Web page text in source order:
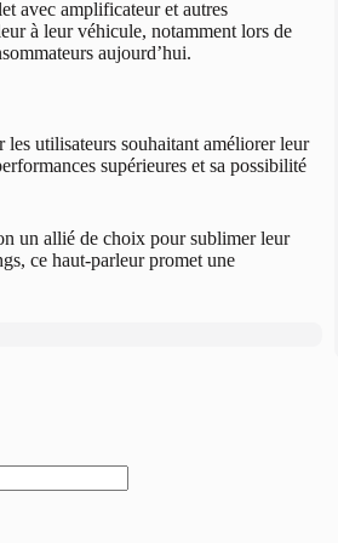
avec amplificateur et autres
à leur véhicule, notamment lors de
aujourd’hui.
utilisateurs souhaitant améliorer leur
supérieures et sa possibilité
un allié de choix pour sublimer leur
ce haut-parleur promet une